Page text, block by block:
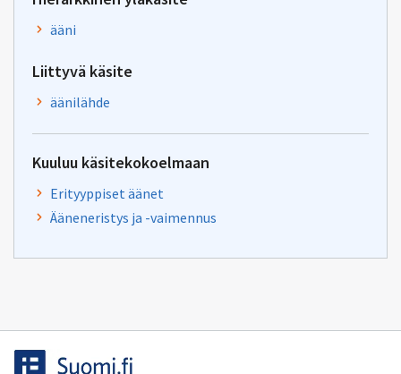
ääni
Liittyvä käsite
äänilähde
Kuuluu käsitekokoelmaan
Erityyppiset äänet
Ääneneristys ja -vaimennus